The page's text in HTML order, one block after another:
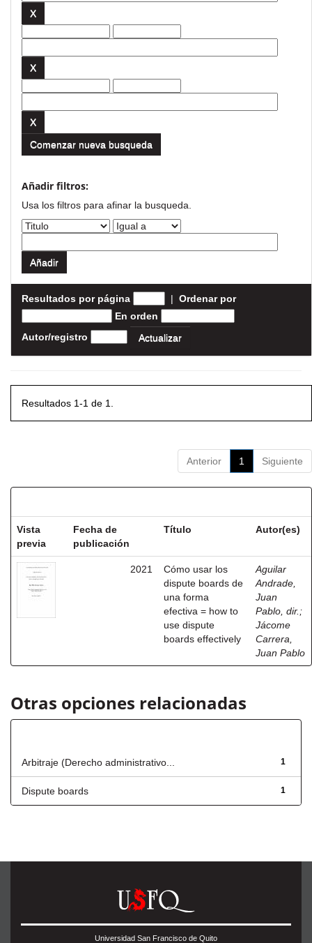
Comenzar nueva busqueda
Añadir filtros:
Usa los filtros para afinar la busqueda.
Resultados por página | Ordenar por
En orden
Autor/registro
Resultados 1-1 de 1.
Anterior 1 Siguiente
Vista
previa
Fecha de
publicación
Título Autor(es)
2021
Cómo usar los
dispute boards de
una forma
efectiva = how to
use dispute
boards effectively
Aguilar
Andrade,
Juan
Pablo, dir. ;
Jácome
Carrera,
Juan Pablo
Otras opciones relacionadas
1
Arbitraje (Derecho administrativo...
1
Dispute boards
Universidad San Francisco de Quito